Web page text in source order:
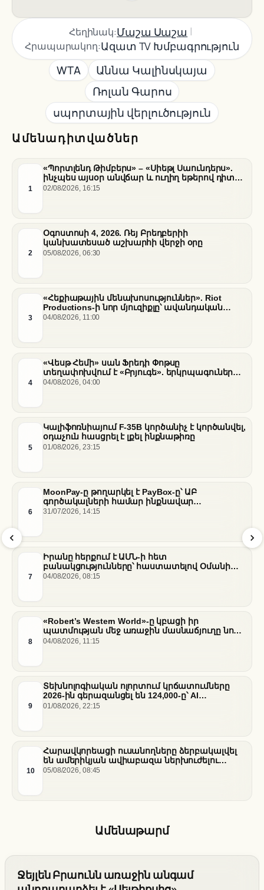
Ամենադիտվածներ
1
«Պորտլենդ Թիմբերս» – «Սիեթլ Սաունդերս».
ինչպես այսօր անվճար և ուղիղ եթերով դիտել
հանդիպումը
02/08/2026, 16:15
2
Օգոստոսի 4, 2026. Ռեյ Բրեդբերիի
կանխատեսած աշխարհի վերջի օրը
05/08/2026, 06:30
3
«Հեքիաթային մենախոսություններ». Riot
Productions-ի նոր մյուզիքլը՝ ավանդական
պատմությունների նոր վերաիմաստավորում
04/08/2026, 11:00
4
«Վեսթ Հեմի» սան Ֆրեդի Փոթսը
տեղափոխվում է «Բրյուգե». երկրպագուների
դժգոհությունը և ակումբի ռազմավարությունը
04/08/2026, 04:00
5
Կալիֆոռնիայում F-35B կործանիչ է կործանվել,
օդաչուն հասցրել է լքել ինքնաթիռը
01/08/2026, 23:15
6
MoonPay-ը թողարկել է PayBox-ը՝ ԱԲ
գործակալների համար ինքնավար
ֆինանսական գործարքներ ապահովելու
31/07/2026, 14:15
7
Իրանը հերքում է ԱՄՆ-ի հետ
բանակցությունները՝ հաստատելով Օմանի
միջնորդությամբ քննարկումները Հորմուզի
04/08/2026, 08:15
8
«Robert’s Western World»-ը կբացի իր
պատմության մեջ առաջին մասնաճյուղը նոր
«Nissan Stadium» մարզադաշտում
04/08/2026, 11:15
9
Տեխնոլոգիական ոլորտում կրճատումները
2026-ին գերազանցել են 124,000-ը՝ AI
ենթակառուցվածքների վերաբաշխման ֆոնին
01/08/2026, 22:15
10
Հարավկորեացի ուսանողները ձերբակալվել
են ամերիկյան ավիաբազա ներխուժելու
համար
05/08/2026, 08:45
Հեղինակ:Մաշա Սաշա |
Հրապարակող:Ազատ TV Խմբագրություն
WTA
Աննա Կալինսկայա
Ռոլան Գարոս
սպորտային վերլուծություն
Ամենաթարմ
Ջեյլեն Բրաունն առաջին անգամ